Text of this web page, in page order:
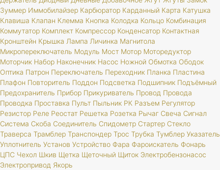
Зуммер Иммобилайзер Карбюратор Карданный Карта Катушка
Клавиша Клапан Клемма Кнопка Колодка Кольцо Комбинация
Коммутатор Комплект Компрессор Конденсатор Контактная
Кронштейн Крышка Лампа Личинка Магнитола
Микропереключатель Модуль Мост Мотор Моторедуктор
Моторчик Набор Наконечник Насос Ножной Обмотка Ободок
Оптика Патрон Переключатель Переходник Планка Пластина
Плафон Повторитель Поддон Подсветка Подшипник Подъёмный
Предохранитель Прибор Прикуриватель Провод Провода
Проводка Проставка Пульт Пыльник РК Разъем Регулятор
Резистор Реле Реостат Решетка Розетка Рычаг Свеча Сигнал
Система Скоба Соединитель Спидометр Стартер Стекло
Траверса Трамблер Транспондер Трос Трубка Тумблер Указатель
Уплотнитель Установ Устройство Фара Фароискатель Фонарь
ЦПС Чехол Шкив Щетка Щеточный Щиток Электробензонасос
Электропривод Якорь